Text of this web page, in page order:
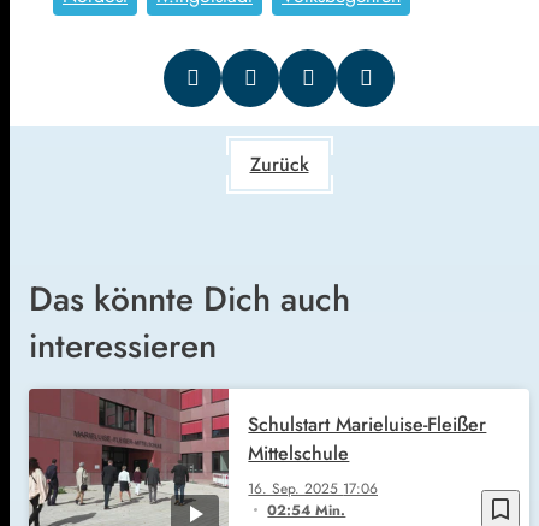
Zurück
Das könnte Dich auch
interessieren
bookmark_border
16. Sep. 2025 17:06
02:54 Min.
Schulstart Marieluise-Fleißer
Mittelschule